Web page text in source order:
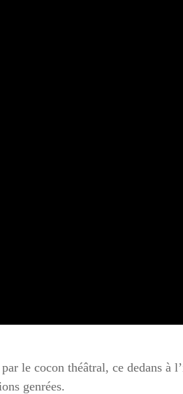
le cocon théâtral, ce dedans à
genrées.